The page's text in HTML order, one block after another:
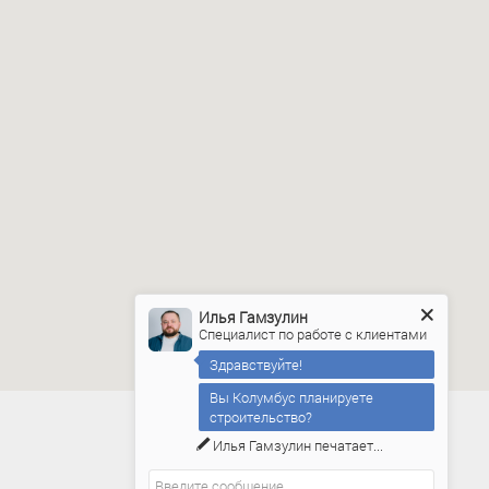
Илья Гамзулин
Специалист по работе с клиентами
Здравствуйте!
Вы Колумбус планируете
строительство?
Илья Гамзулин печатает...